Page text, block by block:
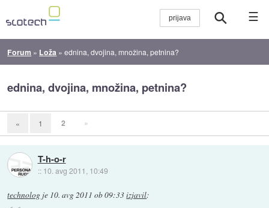
☰
Forum » Loža »ednina, dvojina, množina, petnina?
ednina, dvojina, množina, petnina?
« 1 2 »
T-h-o-r
:: 10. avg 2011, 10:49
technolog je 10. avg 2011 ob 09:33izjavil: